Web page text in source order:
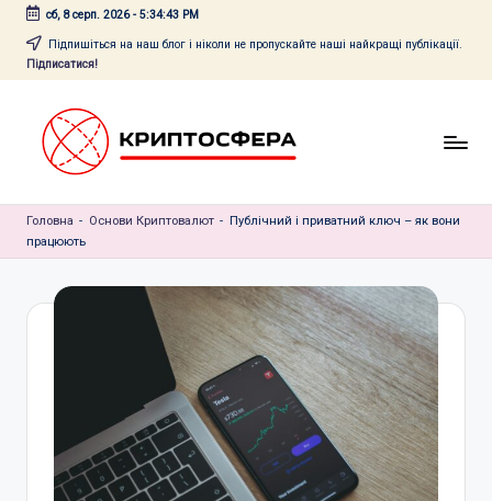
Перейти
сб, 8 серп. 2026- 5:34:44 PM
Підпишіться на наш блог і ніколи не пропускайте наші найкращі публікації.
Підписатися!
r
y
p
Головна - Основи Криптовалют -
Публічний і приватний ключ – як вони
працюють